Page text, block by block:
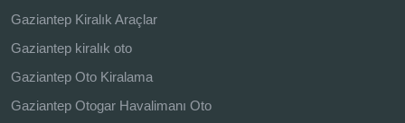
Gaziantep Kiralık Araçlar
Gaziantep kiralık oto
Gaziantep Oto Kiralama
Gaziantep Otogar Havalimanı Oto